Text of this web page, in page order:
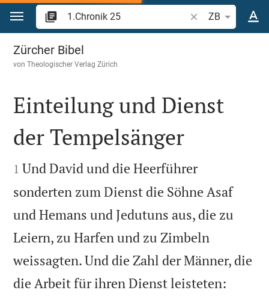
Zum Inhalt springen
Bibelstelle oder
ZB
1.Chronik 25
Zürcher Bibel
vonTheologischer Verlag Zürich

Einteilung und Dienst
der Tempelsänger

1 Und David und die Heerführer
sonderten zum Dienst die Söhne Asaf
und Hemans und Jedutuns aus, die zu
Leiern, zu Harfen und zu Zimbeln
weissagten. Und die Zahl der Männer, die
die Arbeit für ihren Dienst leisteten: